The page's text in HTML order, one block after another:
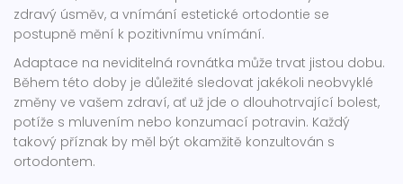
zdravý úsměv, a vnímání estetické ortodontie se
postupně mění k pozitivnímu vnímání.
Adaptace na neviditelná rovnátka může trvat jistou dobu.
Během této doby je důležité sledovat jakékoli neobvyklé
změny ve vašem zdraví, ať už jde o dlouhotrvající bolest,
potíže s mluvením nebo konzumací potravin. Každý
takový příznak by měl být okamžitě konzultován s
ortodontem.